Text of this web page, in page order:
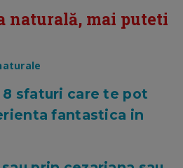
naturală, mai puteti
8 sfaturi care te pot
fantastica in